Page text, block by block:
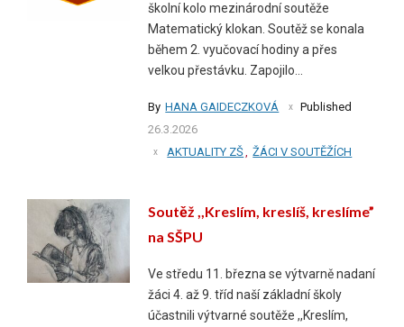
školní kolo mezinárodní soutěže
Matematický klokan. Soutěž se konala
během 2. vyučovací hodiny a přes
velkou přestávku. Zapojilo...
By HANA GAIDECZKOVÁ
Published
26.3.2026
AKTUALITY ZŠ
ŽÁCI V SOUTĚŽÍCH
Soutěž ,,Kreslím, kreslíš, kreslíme”
na SŠPU
Ve středu 11. března se výtvarně nadaní
žáci 4. až 9. tříd naší základní školy
účastnili výtvarné soutěže ,,Kreslím,